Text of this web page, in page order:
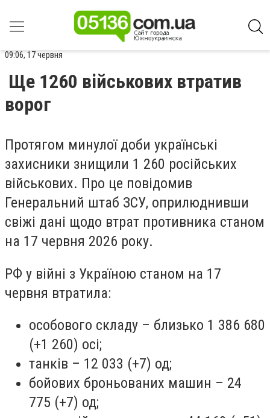
09:06, 17 червня
Ще 1260 військових втратив
ворог
Протягом минулої доби українські
захисники знищили 1 260 російських
військових. Про це повідомив
Генеральний штаб ЗСУ, оприлюднивши
свіжі дані щодо втрат противника станом
на 17 червня 2026 року.
РФ у війні з Україною станом на 17
червня втратила:
особового складу – близько 1 386 680
(+1 260) осі;
танків – 12 033 (+7) од;
бойових броньованих машин – 24
775 (+7) од;